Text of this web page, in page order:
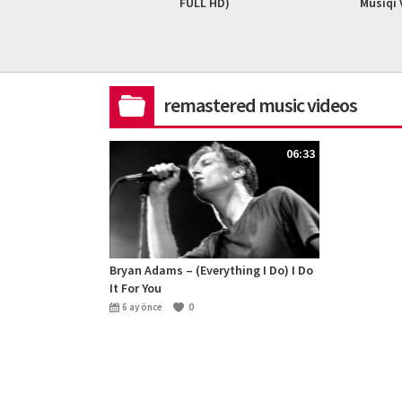
remastered music videos
06:33
Bryan Adams – (Everything I Do) I Do
It For You
6 ay önce 0